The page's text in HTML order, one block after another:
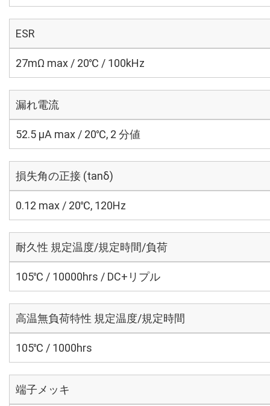
ESR
27mΩ max / 20℃ / 100kHz
漏れ電流
52.5 μA max / 20℃, 2 分値
損失角の正接 (tanδ)
0.12 max / 20℃, 120Hz
耐久性 規定温度/規定時間/負荷
105℃ / 10000hrs / DC+リプル
高温無負荷特性 規定温度/規定時間
105℃ / 1000hrs
端子メッキ